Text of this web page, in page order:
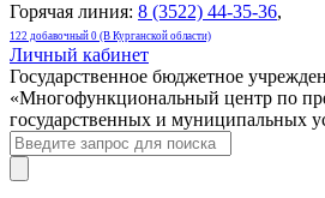
Горячая линия: 8 (3522) 44-35-36,
122 добавочный 0 (В Курганской области)
Личный кабинет
Государственное бюджетное
«Многофункциональный центр по
государственных и муниципальных